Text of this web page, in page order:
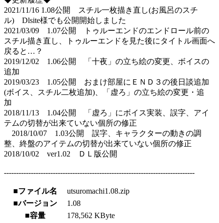
2021/11/16 1.08公開 スチル一枚描き直し(お風呂のスチ
ル) Dlsite様でも公開開始しました
2021/03/09 1.07公開 トゥルーエンドのエンドロール前の
スチル描き直し、トゥルーエンドを見た後にタイトル画面へ
戻ると…？
2019/12/02 1.06公開 「十夜」の立ち絵の変更、ボイスの
追加
2019/03/23 1.05公開 おまけ部屋にＥＮＤ３の後日談追加
(ボイス、スチル二枚追加)、「虚ろ」の立ち絵の変更・追
加
2018/11/13 1.04公開 「虚ろ」にボイス実装、誤字、アイ
テムの切替が出来ていない個所の修正
2018/10/07 1.03公開 誤字、キャラクターの動きの調
整、終盤のアイテムの切替が出来ていない個所の修正
2018/10/02 ver1.02 ＤＬ版公開
------------------------------------------------------------------------------
■ファイル名
utsuromachi1.08.zip
■バージョン
1.08
■容量
178,562 KByte